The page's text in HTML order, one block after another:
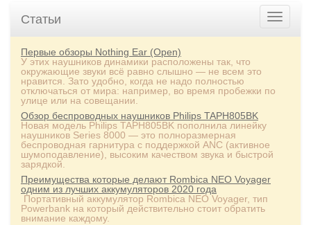
Статьи
Первые обзоры Nothing Ear (Open)
У этих наушников динамики расположены так, что
окружающие звуки всё равно слышно — не всем это
нравится. Зато удобно, когда не надо полностью
отключаться от мира: например, во время пробежки по
улице или на совещании.
Обзор беспроводных наушников Philips TAPH805BK
Новая модель Philips TAPH805BK пополнила линейку
наушников Series 8000 — это полноразмерная
беспроводная гарнитура с поддержкой ANC (активное
шумоподавление), высоким качеством звука и быстрой
зарядкой.
Преимущества которые делают Rombica NEO Voyager
одним из лучших аккумуляторов 2020 года
Портативный аккумулятор Rombica NEO Voyager, тип
Powerbank на который действительно стоит обратить
внимание каждому.